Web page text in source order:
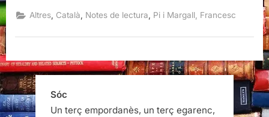
Catalunya,
Francesc
i
Altres Català Notes de lectura Pi i Margall, Francesc
Sóc
Un terç empordanès, un terç egarenc,